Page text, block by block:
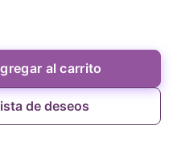
al carrito
de deseos